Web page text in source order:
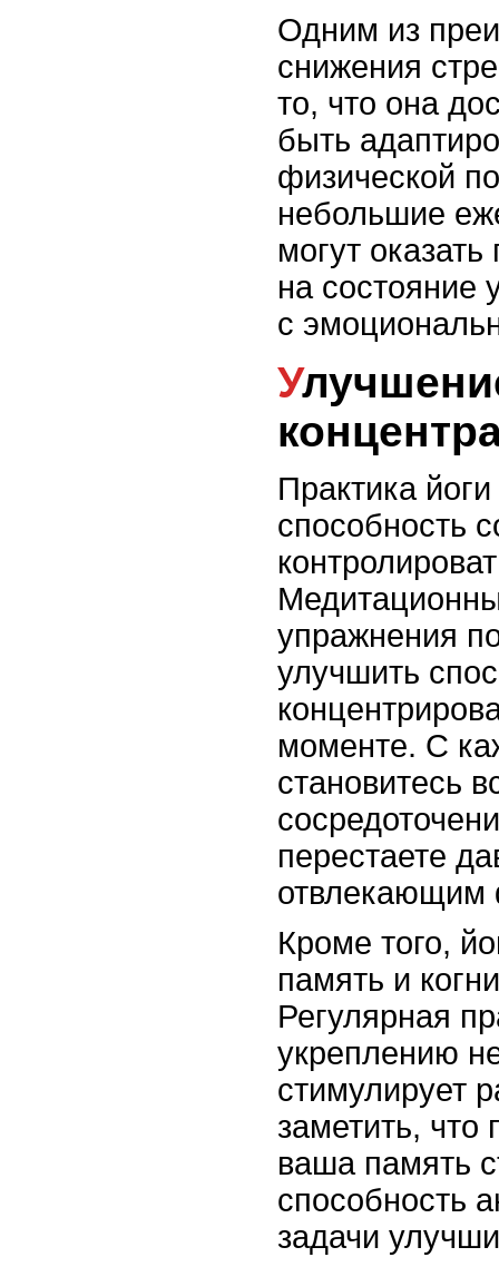
Одним из
снижения
то, что она
быть
физической
небольшие
могут
на состояние
с
Улучшение фокусировки и
Практика
способность
упражнения
улучшить
моменте. С
становитесь
перестаете
отвлекающим
Кроме того,
память и
Регулярная
укреплению
стимулирует
заметить, что
ваша память
способность
задачи